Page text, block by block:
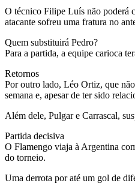
O técnico Filipe Luís não poderá
atacante sofreu uma fratura no
Quem substituirá Pedro?
Para a partida, a equipe carioca
Retornos
Por outro lado, Léo Ortiz, que
semana e, apesar de ter sido
Além dele, Pulgar e Carrascal,
Partida decisiva
O Flamengo viaja à Argentina
do torneio.
Uma derrota por até um gol de